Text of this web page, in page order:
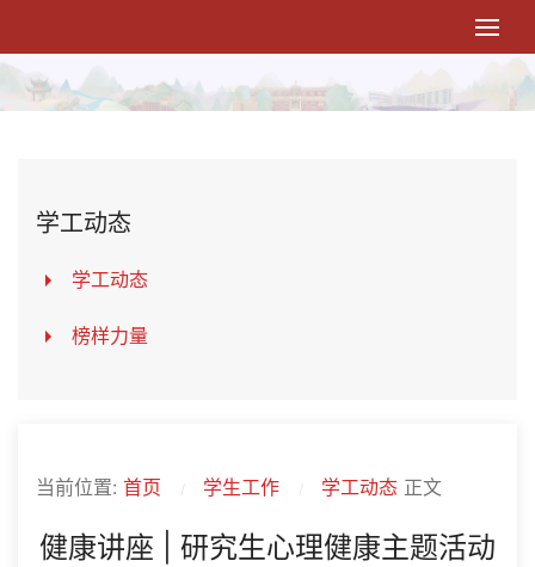
学工动态
学工动态
榜样力量
当前位置: 首页 学生工作 学工动态 正文
健康讲座 | 研究生心理健康主题活动